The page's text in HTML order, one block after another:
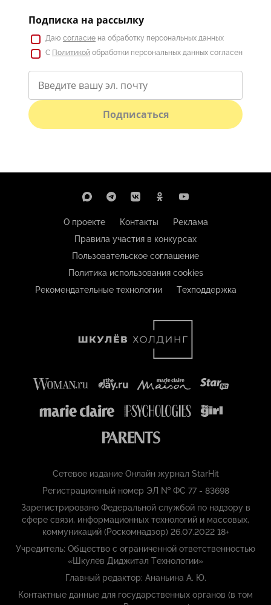
Подписка на рассылку
Даю согласие на обработку персональных данных
С Политикой обработки персональных данных согласен
Подписаться
О проекте Контакты
Реклама
Правила участия в конкурсах
Пользовательское соглашение
Политика использования cookies
Рекомендательные технологии
Техподдержка
Сетевое издание Онлайн журнал StarHit
Регистрационный номер ЭЛ № ФС 77 - 83698
Зарегистрировано Федеральной службой по надзору в
сфере связи, информационных технологий и массовых,
коммуникаций (Роскомнадзор) 26.07.2022 18+
Учредитель: Общество с ограниченной ответственностью
«Шкулёв Диджитал Технологии»
Главный редактор: Ананьина А. Ю.
Контактные данные для государственных органов (в том